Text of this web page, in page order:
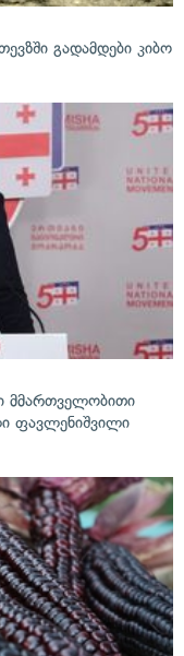
გადამდები კიბო
მმართველობითი
ფავლენიშვილი